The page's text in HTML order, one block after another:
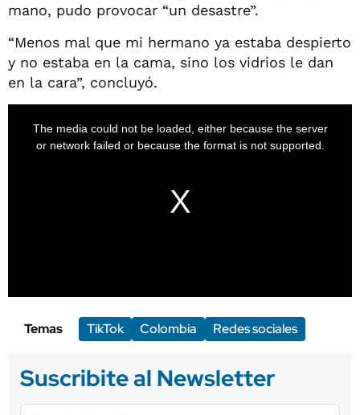
mano, pudo provocar “un desastre”.
“Menos mal que mi hermano ya estaba despierto
y no estaba en la cama, sino los vidrios le dan
en la cara”, concluyó.
Temas TikTok Colombia Redes sociales
Suscribite al Newsletter